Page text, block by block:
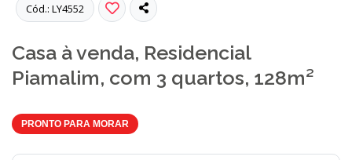
Cód.: LY4552
Casa à venda, Residencial
Piamalim, com 3 quartos, 128m²
PRONTO PARA MORAR